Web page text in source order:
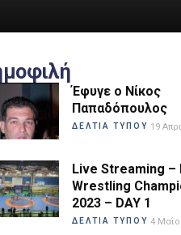
Έφυγε ο Νίκος
Παπαδόπουλος
ΔΕΛΤΙΑ ΤΥΠΟΥ 19
Live Streaming –
Wrestling
2023 – DAY 1
ΔΕΛΤΙΑ ΤΥΠΟΥ 4